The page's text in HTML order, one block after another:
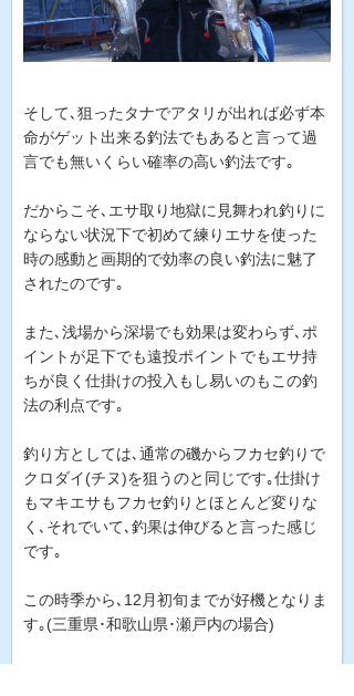
そして､狙ったタナでアタリが出れば必ず本
命がゲット出来る釣法でもあると言って過
言でも無いくらい確率の高い釣法です｡
だからこそ､エサ取り地獄に見舞われ釣りに
ならない状況下で初めて練りエサを使った
時の感動と画期的で効率の良い釣法に魅了
されたのです｡
また､浅場から深場でも効果は変わらず､ポ
イントが足下でも遠投ポイントでもエサ持
ちが良く仕掛けの投入もし易いのもこの釣
法の利点です｡
釣り方としては､通常の磯からフカセ釣りで
クロダイ(チヌ)を狙うのと同じです｡仕掛け
もマキエサもフカセ釣りとほとんど変りな
く､それでいて､釣果は伸びると言った感じ
です｡
この時季から､12月初旬までが好機となりま
す｡(三重県･和歌山県･瀬戸内の場合)